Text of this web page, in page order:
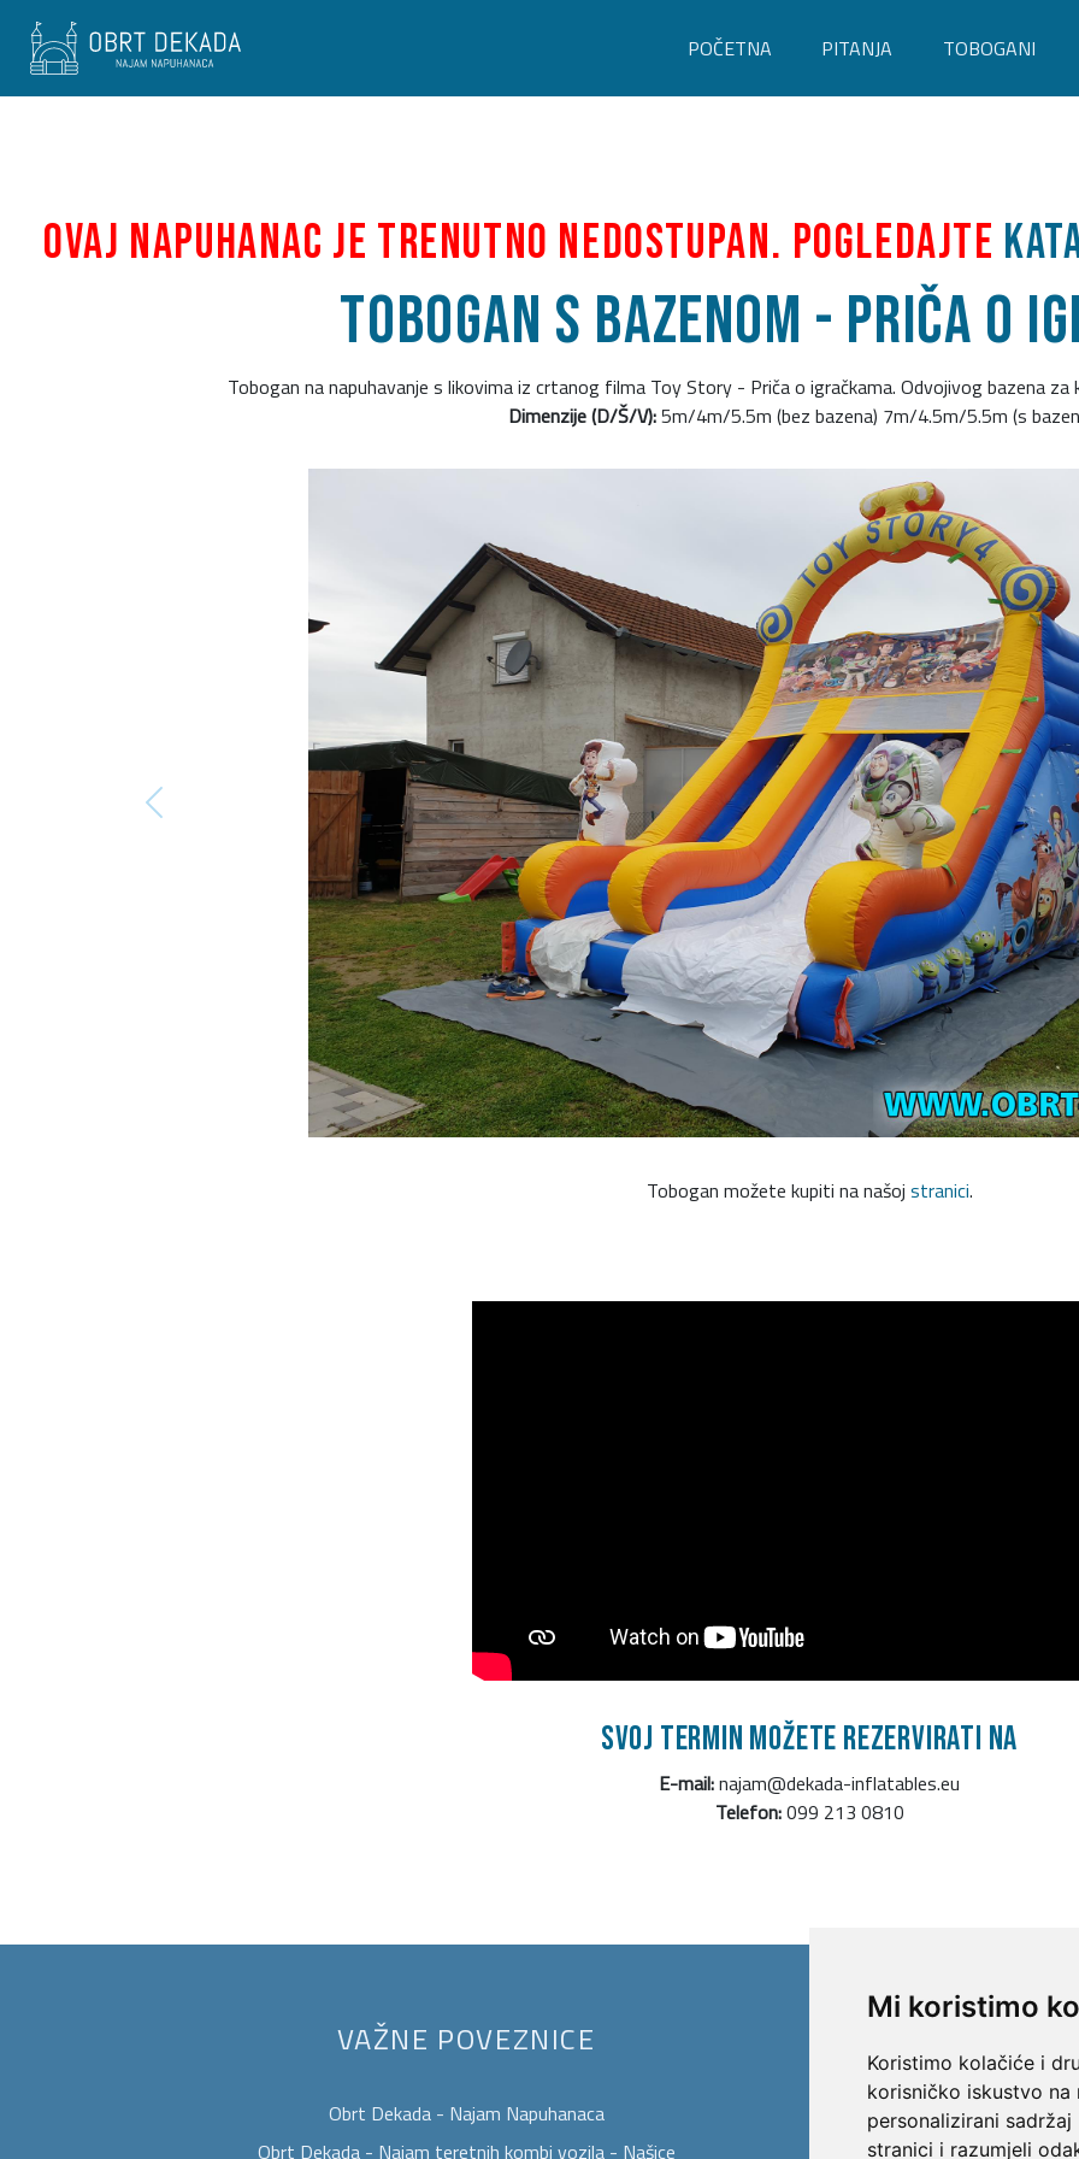
Mi koristimo
Koristimo kolačiće i
korisničko iskustvo
personalizirani
stranici i razumjeli
POČETNA PITANJA TOBOGANI
Ovaj napuhanac je trenutno nedostupan. Pogledajte
Tobogan s bazenom - Priča o
Tobogan na napuhavanje s likovima iz crtanog filma Toy Story - Priča o igračkama. Odvojivog bazena
Dimenzije (D/Š/V):5m/4m/5.5m (bez bazena) 7m/4.5m/5.5m (s
Previous
Tobogan možete kupiti na našoj stranici.
Svoj termin možete rezervirati na
E-mail:najam@dekada-inflatables.eu
Telefon:099 213 0810
VAŽNE POVEZNICE
Obrt Dekada - Najam Napuhanaca
Obrt Dekada - Najam teretnih kombi vozila - Našice